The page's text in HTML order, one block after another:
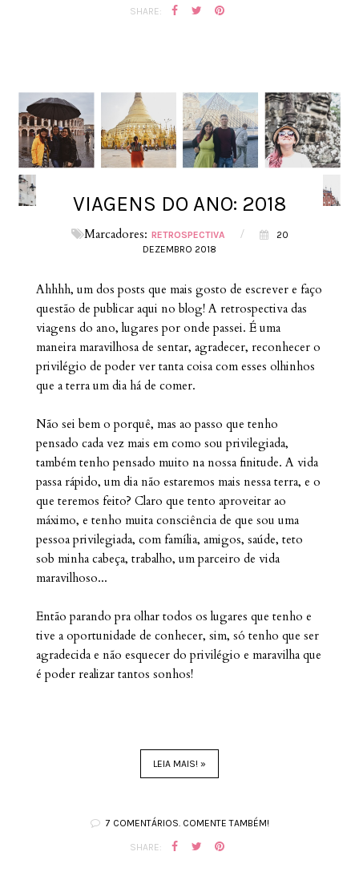
SHARE:
VIAGENS DO ANO: 2018
Marcadores: RETROSPECTIVA /
20
DEZEMBRO 2018
Ahhhh, um dos posts que mais gosto de escrever e faço
questão de publicar aqui no blog! A retrospectiva das
viagens do ano, lugares por onde passei. É uma
maneira maravilhosa de sentar, agradecer, reconhecer o
privilégio de poder ver tanta coisa com esses olhinhos
que a terra um dia há de comer.
Não sei bem o porquê, mas ao passo que tenho
pensado cada vez mais em como sou privilegiada,
também tenho pensado muito na nossa finitude. A vida
passa rápido, um dia não estaremos mais nessa terra, e o
que teremos feito? Claro que tento aproveitar ao
máximo, e tenho muita consciência de que sou uma
pessoa privilegiada, com família, amigos, saúde, teto
sob minha cabeça, trabalho, um parceiro de vida
maravilhoso...
Então parando pra olhar todos os lugares que tenho e
tive a oportunidade de conhecer, sim, só tenho que ser
agradecida e não esquecer do privilégio e maravilha que
é poder realizar tantos sonhos!
LEIA MAIS! »
7 COMENTÁRIOS. COMENTE TAMBÉM!
SHARE: